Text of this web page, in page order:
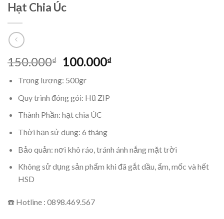
Hạt Chia Úc
150.000₫ 100.000₫
Trọng lượng: 500gr
Quy trình đóng gói: Hũ ZIP
Thành Phần: hạt chia ÚC
Thời hạn sử dụng: 6 tháng
Bảo quản: nơi khô ráo, tránh ánh nắng mặt trời
Không sử dụng sản phẩm khi đã gắt dầu, ẩm, mốc và hết
HSD
☎️ Hotline : 0898.469.567